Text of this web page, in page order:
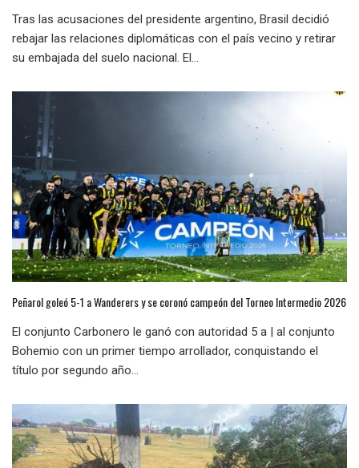
Tras las acusaciones del presidente argentino, Brasil decidió
rebajar las relaciones diplomáticas con el país vecino y retirar
su embajada del suelo nacional. El...
Peñarol goleó 5-1 a Wanderers y se coronó campeón del Torneo Intermedio 2026
El conjunto Carbonero le ganó con autoridad 5 a | al conjunto
Bohemio con un primer tiempo arrollador, conquistando el
título por segundo año...